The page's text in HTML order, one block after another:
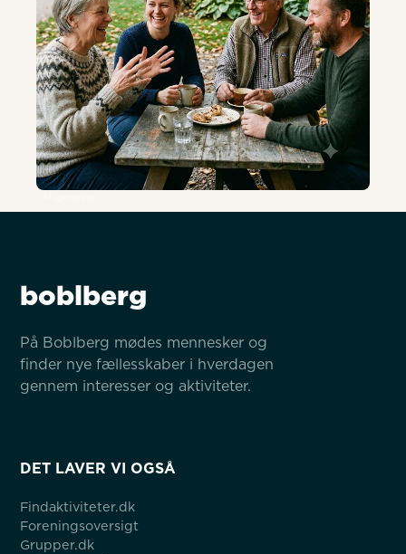
boblberg
På Boblberg mødes mennesker og
finder nye fællesskaber i hverdagen
gennem interesser og aktiviteter.
DET LAVER VI OGSÅ
Findaktiviteter.dk
Foreningsoversigt
Grupper.dk